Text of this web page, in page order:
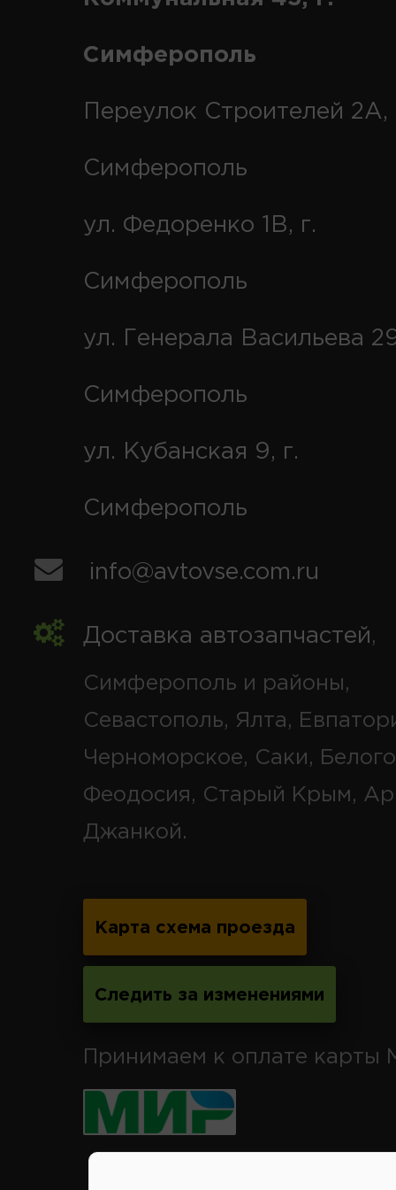
Симферополь
Переулок Строителей 2А,
Симферополь
ул. Федоренко 1В, г.
Симферополь
ул. Генерала Васильева
Симферополь
ул. Кубанская 9, г.
Симферополь
info@avtovse.com.ru
Доставка автозапчастей,
Симферополь и районы,
Севастополь, Ялта,
Черноморское, Саки,
Феодосия, Старый Крым,
Джанкой.
Карта схема проезда
Следить за изменениями
Принимаем к оплате карты